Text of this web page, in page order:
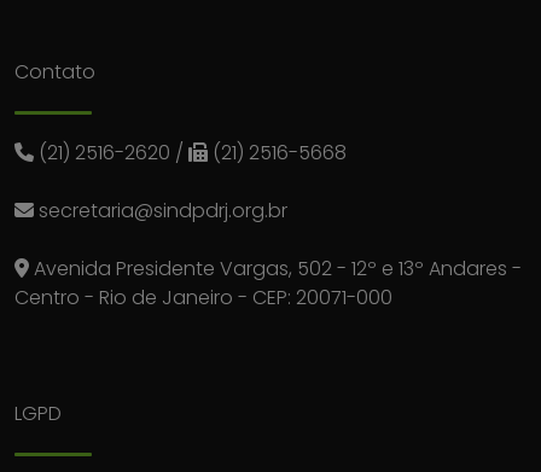
Contato
(21) 2516-2620 / (21) 2516-5668
secretaria@sindpdrj.org.br
Avenida Presidente Vargas, 502 - 12º e 13º Andares -
Centro - Rio de Janeiro - CEP: 20071-000
LGPD